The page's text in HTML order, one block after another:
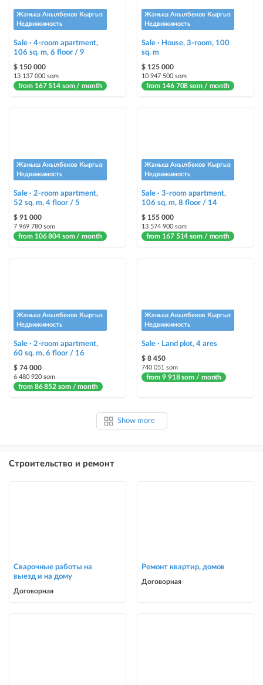
Stickers
and help sell it faster
Жаныш Акылбеков Кыргыз
Недвижимость
Sale · 4-room apartment,
106 sq. m, 6 floor / 9
$ 150 000
13 137 000 som
from 167 514 som / month
Жаныш Акылбеков Кыргыз
Недвижимость
Sale · House, 3-room, 100
sq. m
$ 125 000
10 947 500 som
from 146 708 som / month
Жаныш Акылбеков Кыргыз
Недвижимость
Sale · 2-room apartment,
52 sq. m, 4 floor / 5
$ 91 000
7 969 780 som
from 106 804 som / month
Жаныш Акылбеков Кыргыз
Недвижимость
Sale · 3-room apartment,
106 sq. m, 8 floor / 14
$ 155 000
13 574 900 som
from 167 514 som / month
Жаныш Акылбеков Кыргыз
Недвижимость
Sale · 2-room apartment,
60 sq. m, 6 floor / 16
$ 74 000
6 480 920 som
from 86 852 som / month
Жаныш Акылбеков Кыргыз
Недвижимость
Sale · Land plot, 4 ares
$ 8 450
740 051 som
from 9 918 som / month
Show more
Строительство и ремонт
Сварочные работы на
выезд и на дому
Договорная
Ремонт квартир, домов
Договорная